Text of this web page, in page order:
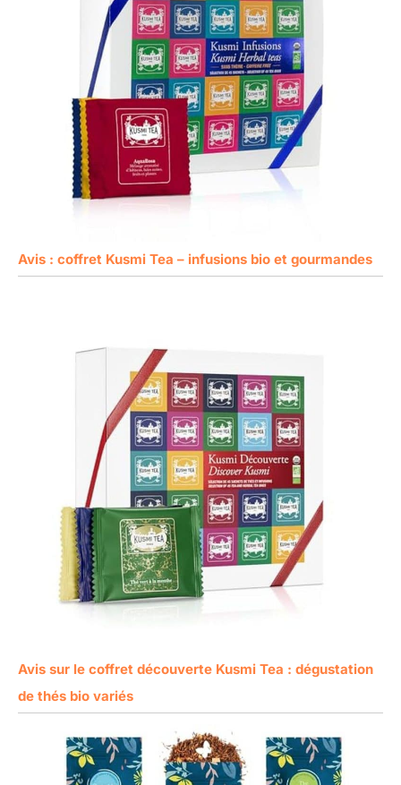
Avis : coffret Kusmi Tea – infusions bio et gourmandes
Avis sur le coffret découverte Kusmi Tea : dégustation
de thés bio variés